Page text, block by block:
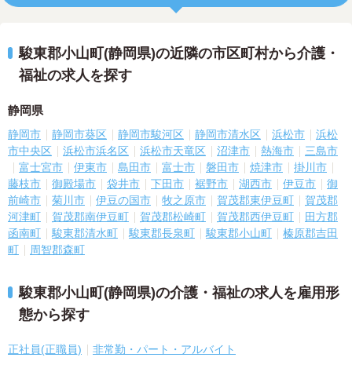
駿東郡小山町(静岡県)の近隣の市区町村から介護・
福祉の求人を探す
静岡県
静岡市 静岡市葵区 静岡市駿河区 静岡市清水区 浜松市
浜松
市中央区
浜松市浜名区 浜松市天竜区 沼津市 熱海市
三島市
富士宮市
伊東市 島田市 富士市 磐田市 焼津市
掛川市
藤枝市
御殿場市 袋井市 下田市 裾野市 湖西市 伊豆市
御
前崎市
菊川市 伊豆の国市 牧之原市 賀茂郡東伊豆町
賀茂郡
河津町
賀茂郡南伊豆町 賀茂郡松崎町 賀茂郡西伊豆町
田方郡
函南町
駿東郡清水町 駿東郡長泉町 駿東郡小山町
榛原郡吉田
町
周智郡森町
駿東郡小山町(静岡県)の介護・福祉の求人を雇用形
態から探す
正社員(正職員) 非常勤・パート・アルバイト